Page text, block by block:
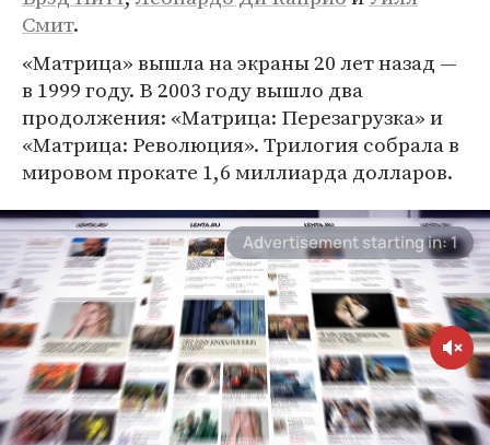
Смит.
«Матрица» вышла на экраны 20 лет назад —
в 1999 году. В 2003 году вышло два
продолжения: «Матрица: Перезагрузка» и
«Матрица: Революция». Трилогия собрала в
мировом прокате 1,6 миллиарда долларов.